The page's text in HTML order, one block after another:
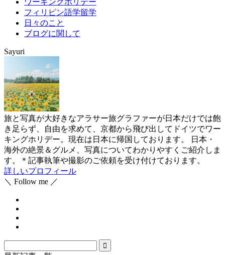
ワーキングホリデー
フィリピン語学留学
日々のこと
ブログに関して
Sayuri
旅と写真が大好きなアラサー旅グラファーが日本だけでは飽
き足らず、自由を求めて、京都から飛び出してドイツでワー
キングホリデー。現在は日本に帰国しております。 日本・
海外の絶景＆グルメ、写真についてわかりやすくご紹介しま
す。＊記事執筆や撮影のご依頼を受け付けております。
詳しいプロフィール
＼ Follow me ／